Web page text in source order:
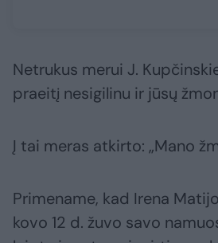
Netrukus merui J.
praeitį nesigilinu ir jūsų
Į tai meras atkirto: „Mano
Primename, kad Irena
kovo 12 d. žuvo savo